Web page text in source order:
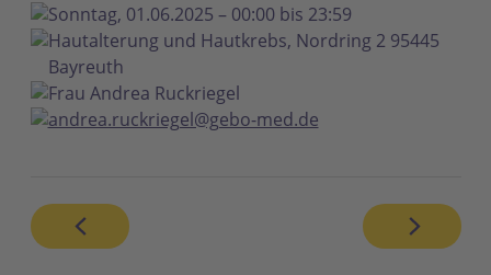
Sonntag, 01.06.2025 – 00:00 bis 23:59
Hautalterung und Hautkrebs, Nordring 2 95445
Bayreuth
Frau Andrea Ruckriegel
andrea.ruckriegel@gebo-med.de